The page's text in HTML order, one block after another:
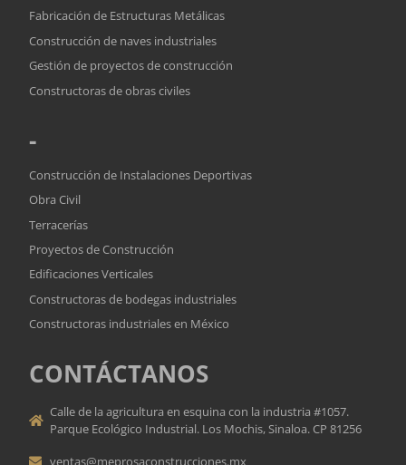
Fabricación de Estructuras Metálicas
Construcción de naves industriales
Gestión de proyectos de construcción
Constructoras de obras civiles
-
Construcción de Instalaciones Deportivas
Obra Civil
Terracerías
Proyectos de Construcción
Edificaciones Verticales
Constructoras de bodegas industriales
Constructoras industriales en México
CONTÁCTANOS
Calle de la agricultura en esquina con la industria #1057.
Parque Ecológico Industrial. Los Mochis, Sinaloa. CP 81256
ventas@meprosaconstrucciones.mx